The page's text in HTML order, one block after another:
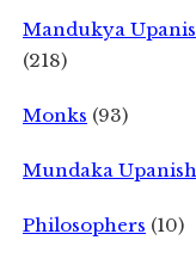
Mandukya
(218)
Monks (93)
Mundaka
Philosophers (10)